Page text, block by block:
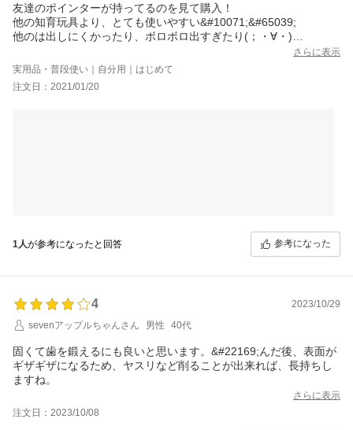
友達のポインターが持ってるのを見て購入！
他の知育玩具より、とても使いやすい&#10071;&#65039;
他のは出しにくかったり、ボロボロ出すぎたり(；・∀・)
底面に重りが入ってて、起き上がりこぼしみたいになる！
ただ、齧る事に必死になる子は、上部をトコトン噛んで契る(￣▽
さらに表示
実用品・普段使い｜自分用｜はじめて
注文日：2021/01/20
1人が参考になったと回答 参考になった
4
2023/10/29
sevenアップルちゃんさん
男性 40代
固くて歯を鍛えるにも良いと思います。&#22169;んだ後、表面が
ギザギザになるため、ヤスリなど削ることが出来れば、長持ちし
ますね。
さらに表示
注文日：2023/10/08